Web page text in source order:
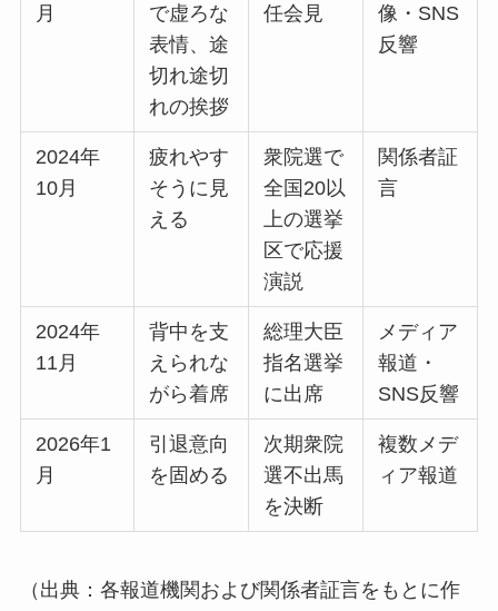
月
で虚ろな
表情、途
切れ途切
れの挨拶
任会見
像・SNS
反響
2024年
10月
疲れやす
そうに見
える
衆院選で
全国20以
上の選挙
区で応援
演説
関係者証
言
2024年
11月
背中を支
えられな
がら着席
総理大臣
指名選挙
に出席
メディア
報道・
SNS反響
2026年1
月
引退意向
を固める
次期衆院
選不出馬
を決断
複数メデ
ィア報道
（出典：各報道機関および関係者証言をもとに作